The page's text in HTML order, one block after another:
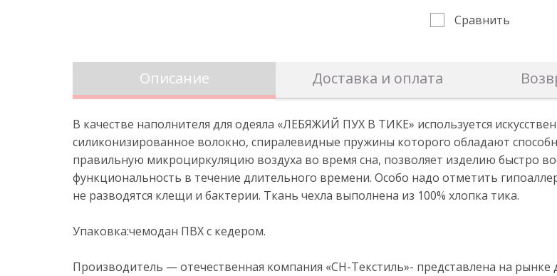
Сравнить
Описание Доставка и оплата
В качестве наполнителя для одеяла «ЛЕБЯЖИЙ ПУХ В ТИКЕ» используется
силиконизированное волокно, спиралевидные пружины которого обладают
правильную микроциркуляцию воздуха во время сна, позволяет изделию быстро
функциональность в течение длительного времени. Особо надо отметить
не разводятся клещи и бактерии. Ткань чехла выполнена из 100% хлопка тика.
Упаковка:чемодан ПВХ с кедером.
Производитель — отечественная компания «CН-Текстиль»- представлена на рынке